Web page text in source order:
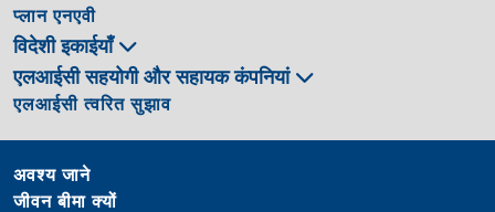
प्लान एनएवी
विदेशी इकाईयाँ
एलआईसी सहयोगी और सहायक कंपनियां
एलआईसी त्वरित सुझाव
अवश्य जाने
जीवन बीमा क्यों